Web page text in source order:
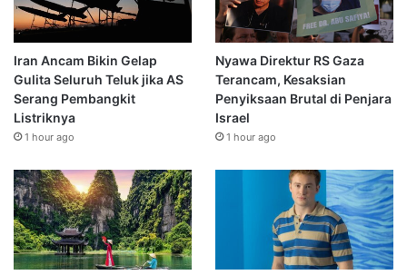
Iran Ancam Bikin Gelap
Gulita Seluruh Teluk jika AS
Serang Pembangkit
Listriknya
1 hour ago
Nyawa Direktur RS Gaza
Terancam, Kesaksian
Penyiksaan Brutal di Penjara
Israel
1 hour ago